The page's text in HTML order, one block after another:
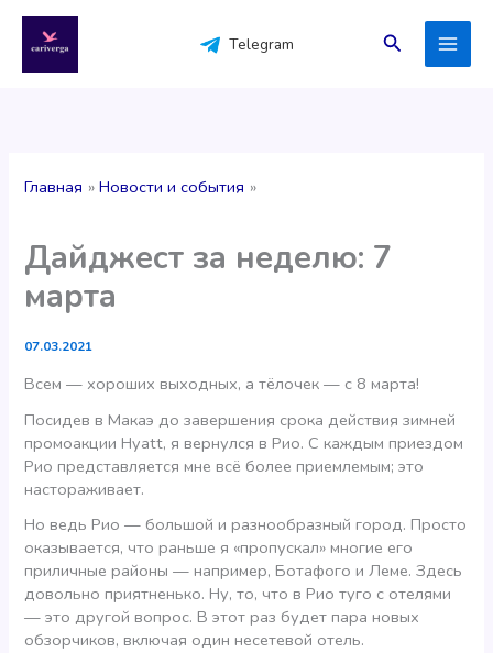
содержимому
Telegram Поиск
Главная Новости и события
Дайджест за неделю: 7
марта
07.03.2021
Всем — хороших выходных, а тёлочек — с 8 марта!
Посидев в Макаэ до завершения срока действия зимней
промоакции Hyatt, я вернулся в Рио. С каждым приездом
Рио представляется мне всё более приемлемым; это
настораживает.
Но ведь Рио — большой и разнообразный город. Просто
оказывается, что раньше я «пропускал» многие его
приличные районы — например, Ботафого и Леме. Здесь
довольно приятненько. Ну, то, что в Рио туго с отелями
— это другой вопрос. В этот раз будет пара новых
обзорчиков, включая один несетевой отель.